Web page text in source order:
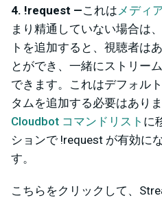
4. !request —これは メディ
まり精通していない場合は
トを追加すると、視聴者は
とができ、一緒にストリー
できます。これはデフォル
タムを追加する必要はありま
Cloudbot コマンドリスト に
ションで !request が有効に
す。
こちらをクリックして、